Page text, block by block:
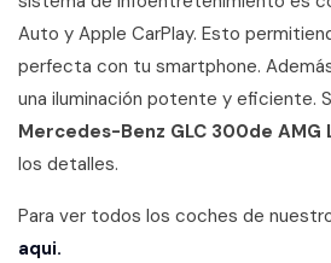
Auto y Apple CarPlay. Esto
perfecta con tu smartphone.
una iluminación potente y eficiente.
Mercedes-Benz GLC 300de AMG
los detalles.
Para ver todos los coches de
aqui.